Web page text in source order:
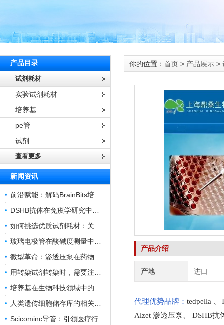
产品目录
试剂耗材
实验试剂耗材
培养基
pe管
试剂
查看更多
新闻资讯
你的位置： 首页 > 产品展示 >
产品介绍
产地 进口
代理优势品牌： tedpella
Alzet 渗透压泵
DSHB抗